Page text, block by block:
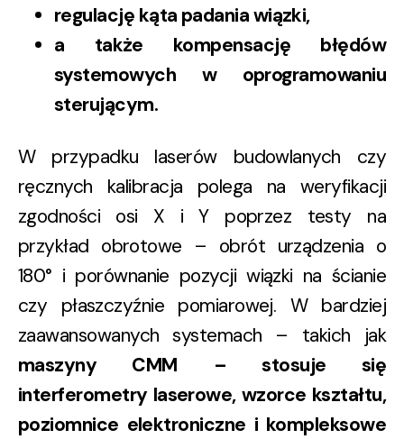
regulację kąta padania wiązki,
a także kompensację błędów
systemowych w oprogramowaniu
sterującym.
W przypadku laserów budowlanych czy
ręcznych kalibracja polega na weryfikacji
zgodności osi X i Y poprzez testy na
przykład obrotowe – obrót urządzenia o
180° i porównanie pozycji wiązki na ścianie
czy płaszczyźnie pomiarowej. W bardziej
zaawansowanych systemach – takich jak
maszyny CMM
– stosuje się
interferometry laserowe, wzorce kształtu,
poziomnice elektroniczne i kompleksowe